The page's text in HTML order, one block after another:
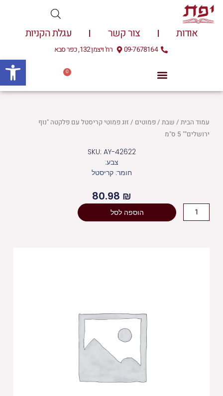
דילוג
לתוכן
אודות צור קשר עגלת הקניות
09-7678164 רח' ויצמן 132, כפר סבא
0
עגלת
עמוד הבית/ שבת/פמוטים / זוג פמוטי קריסטל עם פלקטה "נוף
ירושלים"" 5 ס"מ
SKU: AY-42622
צבע:
חומר: קריסטל
80.98 ₪
כמות
של
הוספה לסל